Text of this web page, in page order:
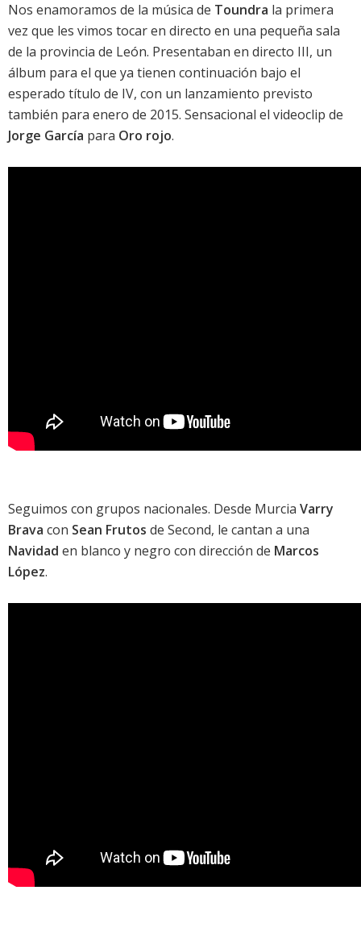
Nos enamoramos de la música de Toundra la primera
vez que les vimos tocar en directo en una pequeña sala
de la provincia de León. Presentaban en directo III, un
álbum para el que ya tienen continuación bajo el
esperado título de IV, con un lanzamiento previsto
también para enero de 2015. Sensacional el videoclip de
Jorge García para Oro rojo.
Seguimos con grupos nacionales. Desde Murcia Varry
Brava con Sean Frutos de Second, le cantan a una
Navidad en blanco y negro con dirección de Marcos
López.